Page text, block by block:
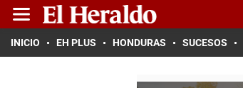
INICIO EH PLUS HONDURAS SUCESOS